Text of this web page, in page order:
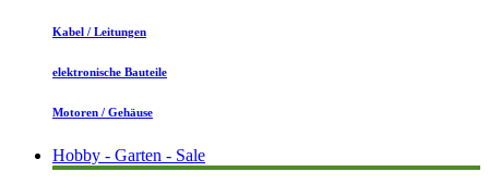
Kabel / Leitungen
elektronische Bauteile
Motoren / Gehäuse
Hobby - Garten - Sale